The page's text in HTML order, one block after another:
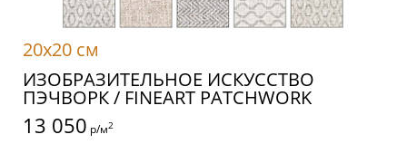
20x20 см
ИЗОБРАЗИТЕЛЬНОЕ ИСКУССТВО
ПЭЧВОРК / FINEART PATCHWORK
13 050 р/м2